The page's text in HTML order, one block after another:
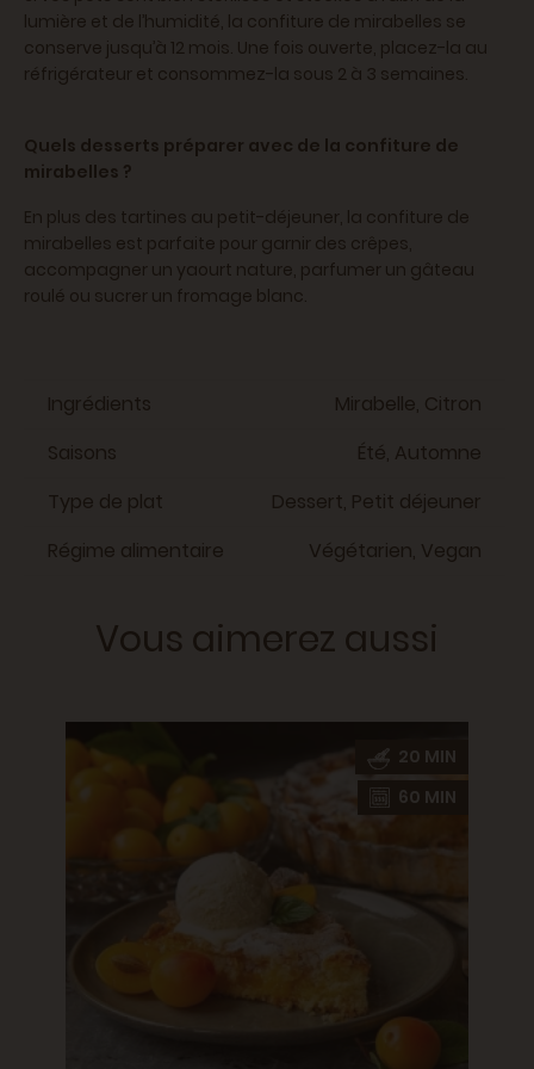
lumière et de l’humidité, la confiture de mirabelles se
conserve jusqu’à 12 mois. Une fois ouverte, placez-la au
réfrigérateur et consommez-la sous 2 à 3 semaines.
Quels desserts préparer avec de la confiture de
mirabelles ?
En plus des tartines au petit-déjeuner, la confiture de
mirabelles est parfaite pour garnir des crêpes,
accompagner un yaourt nature, parfumer un gâteau
roulé ou sucrer un fromage blanc.
Ingrédients
Mirabelle, Citron
Saisons
Été, Automne
Type de plat
Dessert, Petit déjeuner
Régime alimentaire
Végétarien, Vegan
Vous aimerez aussi
20 MIN
60 MIN